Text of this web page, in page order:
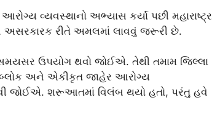
વ્યવસ્થાનો અભ્યાસ કર્યા પછી મહારાષ્ટ્ર
અસરકારક રીતે અમલમાં લાવવું જરૂરી છે.
ઉપયોગ થવો જોઈએ. તેથી તમામ જિલ્લા
અને એકીકૃત જાહેર આરોગ્ય
જોઈએ. શરૂઆતમાં વિલંબ થયો હતો, પરંતુ હવે